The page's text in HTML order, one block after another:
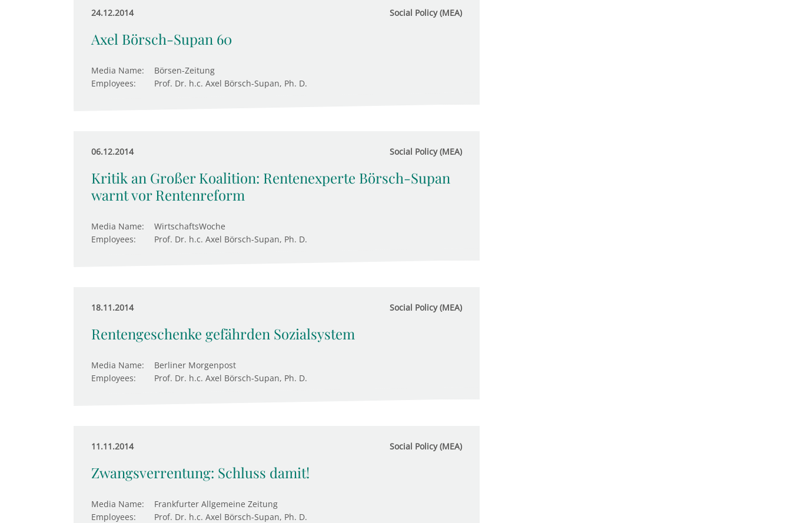
24.12.2014 Social Policy (MEA)
Axel Börsch-Supan 60
Media Name:
Börsen-Zeitung
Employees:
Prof. Dr. h.c. Axel Börsch-Supan, Ph. D.
06.12.2014 Social Policy (MEA)
Kritik an Großer Koalition: Rentenexperte Börsch-Supan
warnt vor Rentenreform
Media Name:
WirtschaftsWoche
Employees:
Prof. Dr. h.c. Axel Börsch-Supan, Ph. D.
18.11.2014 Social Policy (MEA)
Rentengeschenke gefährden Sozialsystem
Media Name:
Berliner Morgenpost
Employees:
Prof. Dr. h.c. Axel Börsch-Supan, Ph. D.
11.11.2014 Social Policy (MEA)
Zwangsverrentung: Schluss damit!
Media Name:
Frankfurter Allgemeine Zeitung
Employees:
Prof. Dr. h.c. Axel Börsch-Supan, Ph. D.